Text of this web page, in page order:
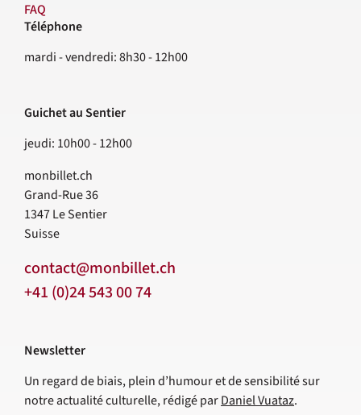
FAQ
Contact
Téléphone
mardi - vendredi: 8h30 - 12h00
Guichet au Sentier
jeudi: 10h00 - 12h00
monbillet.ch
Grand-Rue 36
1347Le Sentier
Suisse
contact@monbillet.ch
+41 (0)24 543 00 74
Newsletter
Un regard de biais, plein d’humour et de sensibilité sur
notre actualité culturelle, rédigé parDaniel Vuataz.